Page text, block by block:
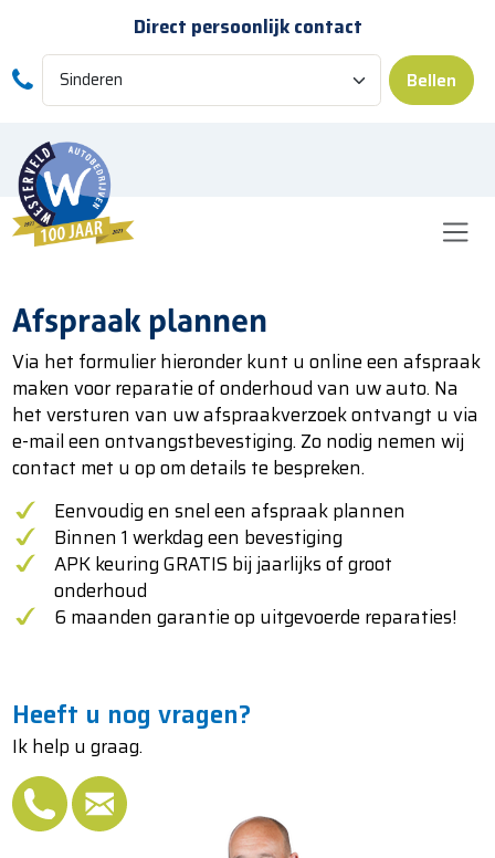
Skip to main content
Direct persoonlijk contact
Bellen
Afspraak plannen
Via het formulier hieronder kunt u online een afspraak
maken voor reparatie of onderhoud van uw auto. Na
het versturen van uw afspraakverzoek ontvangt u via
e-mail een ontvangstbevestiging. Zo nodig nemen wij
contact met u op om details te bespreken.
Eenvoudig en snel een afspraak plannen
Binnen 1 werkdag een bevestiging
APK keuring GRATIS bij jaarlijks of groot
onderhoud
6 maanden garantie op uitgevoerde reparaties!
Heeft u nog vragen?
Ik help u graag.